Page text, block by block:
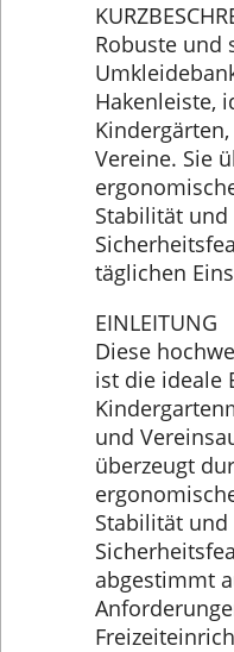
Robuste und
Hakenleiste,
Vereine. Sie
Stabilität
täglichen
EINLEITUNG
Diese
ist die ideale
und
überzeugt
Stabilität
abgestimmt